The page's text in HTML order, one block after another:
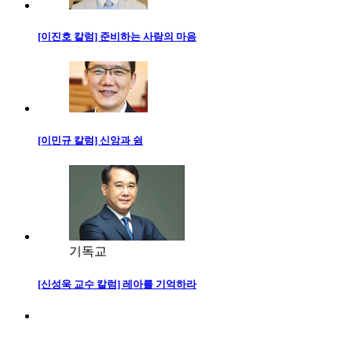
[이진호 칼럼] 준비하는 사람의 마음
[이민규 칼럼] 신앙과 쉼
기독교
[신성욱 교수 칼럼] 레아를 기억하라